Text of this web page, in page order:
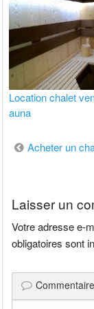
Location chalet
auna
Navigation
Acheter un
Laisser un
Votre adresse e-
obligatoires sont